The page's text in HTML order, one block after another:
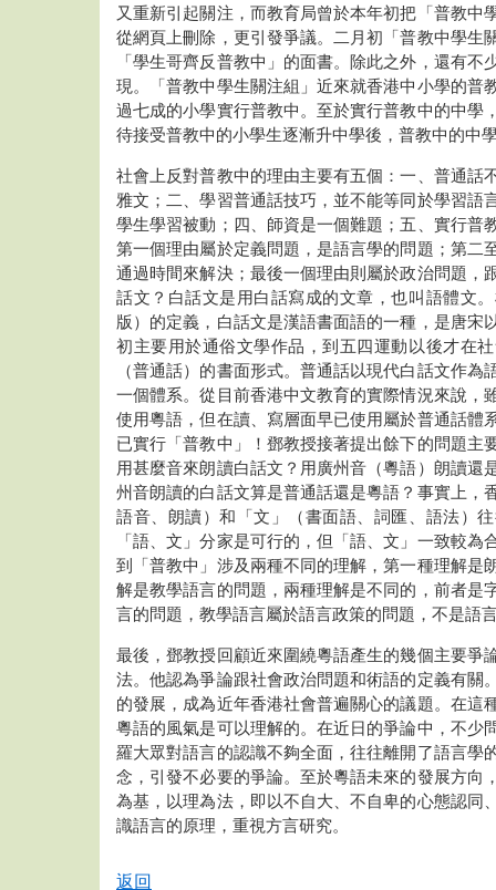
又重新引起關注，而教育局曾於本年初把「普教中
從網頁上刪除，更引發爭議。二月初「普教中學生
「學生哥齊反普教中」的面書。除此之外，還有不
現。「普教中學生關注組」近來就香港中小學的普
過七成的小學實行普教中。至於實行普教中的中學
待接受普教中的小學生逐漸升中學後，普教中的中
社會上反對普教中的理由主要有五個：一、普通話
雅文；二、學習普通話技巧，並不能等同於學習語
學生學習被動；四、師資是一個難題；五、實行普
第一個理由屬於定義問題，是語言學的問題；第二
通過時間來解決；最後一個理由則屬於政治問題，
話文？白話文是用白話寫成的文章，也叫語體文
版）的定義，白話文是漢語書面語的一種，是唐宋
初主要用於通俗文學作品，到五四運動以後才在
（普通話）的書面形式。普通話以現代白話文作為
一個體系。從目前香港中文教育的實際情況來說，
使用粵語，但在讀、寫層面早已使用屬於普通話體
已實行「普教中」！鄧教授接著提出餘下的問題主
用甚麼音來朗讀白話文？用廣州音（粵語）朗讀還
州音朗讀的白話文算是普通話還是粵語？事實上，
語音、朗讀）和「文」（書面語、詞匯、語法）
「語、文」分家是可行的，但「語、文」一致較為
到「普教中」涉及兩種不同的理解，第一種理解是
解是教學語言的問題，兩種理解是不同的，前者是
言的問題，教學語言屬於語言政策的問題，不是語
最後，鄧教授回顧近來圍繞粵語產生的幾個主要爭
法。他認為爭論跟社會政治問題和術語的定義有關
的發展，成為近年香港社會普遍關心的議題。在這
粵語的風氣是可以理解的。在近日的爭論中，不少
羅大眾對語言的認識不夠全面，往往離開了語言學
念，引發不必要的爭論。至於粵語未來的發展方向
為基，以理為法，即以不自大、不自卑的心態認同
識語言的原理，重視方言研究。
返回